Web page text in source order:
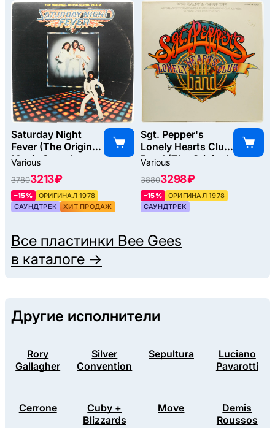
Saturday Night
Fever (The Original
Movie Sound
Various
37803213 ₽
–15%
ОРИГИНАЛ 1978
САУНДТРЕК
ХИТ ПРОДАЖ
Sgt. Pepper's
Lonely Hearts Club
Band (The Original
Soundtrack) (2LP,
poster), 1978
Various
38803298 ₽
–15%
ОРИГИНАЛ 1978
САУНДТРЕК
Все пластинки Bee Gees
в каталоге →
Другие исполнители
Rory
Gallagher
Silver
Convention
Sepultura
Luciano
Pavarotti
Cerrone
Cuby +
Blizzards
Move
Demis
Roussos